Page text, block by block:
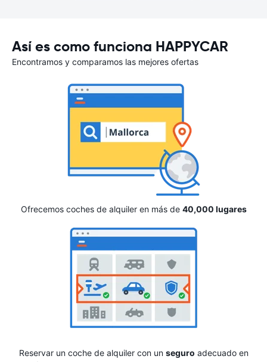
Así es como funciona HAPPYCAR
Encontramos y comparamos las mejores ofertas
Ofrecemos coches de alquiler en más de 40,000 lugares
Reservar un coche de alquiler con un seguro adecuado en